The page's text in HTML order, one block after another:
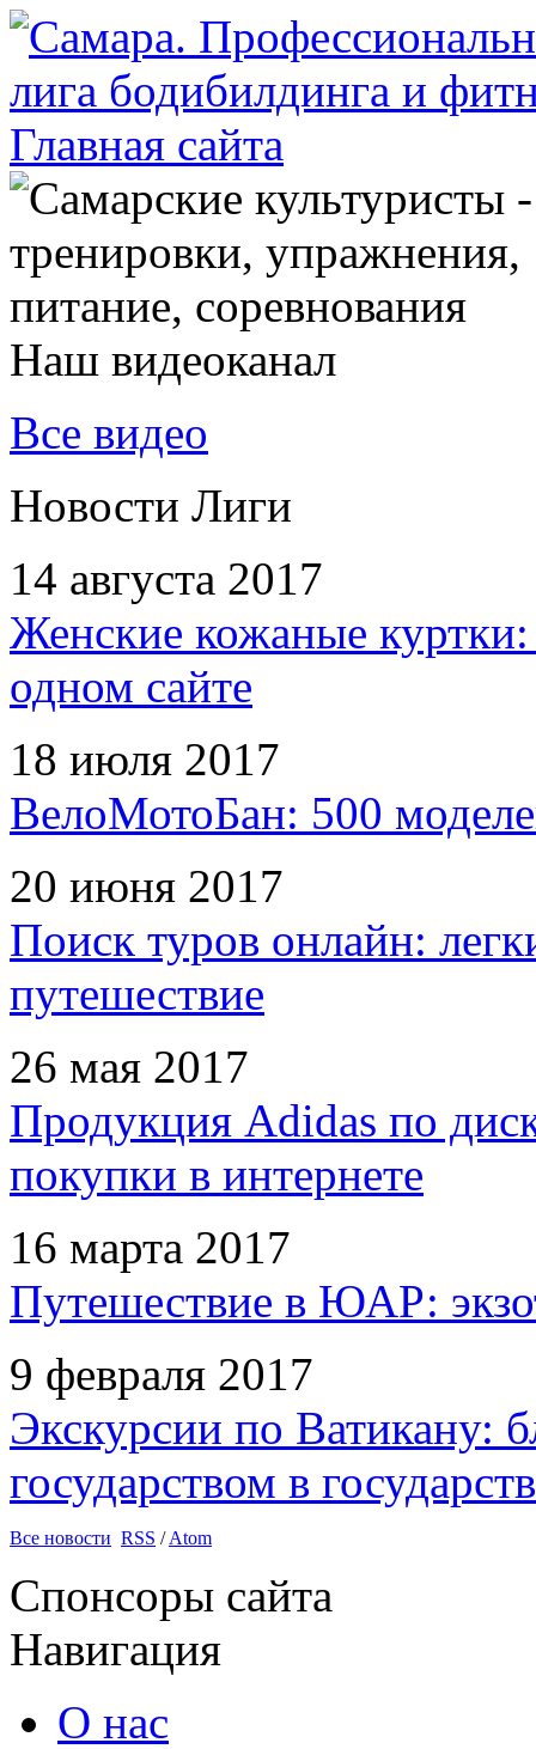
Наш видеоканал
Все видео
Новости Лиги
14 августа 2017
Женские кожаные
одном сайте
18 июля 2017
ВелоМотоБан: 500
20 июня 2017
Поиск туров онлайн:
путешествие
26 мая 2017
Продукция Adidas по
покупки в интернете
16 марта 2017
Путешествие в ЮАР:
9 февраля 2017
Экскурсии по Ватикану:
государством в
Все новости RSS /Atom
Спонсоры сайта
Навигация
О нас